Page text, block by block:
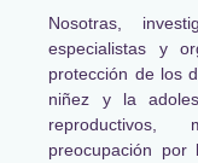
Nosotras,
especialistas y
protección de los
niñez y la
reproductivos,
preocupación por